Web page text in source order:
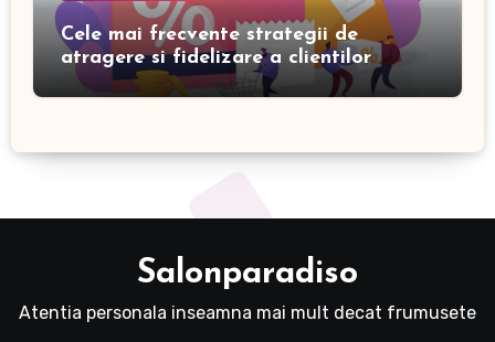
Cele mai frecvente strategii de
atragere si fidelizare a clientilor
Salonparadiso
Atentia personala inseamna mai mult decat frumusete